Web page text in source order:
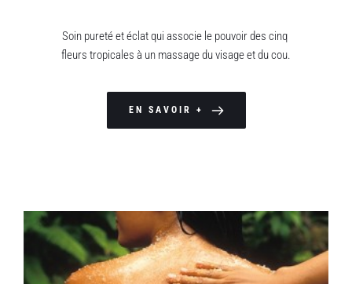
Soin pureté et éclat qui associe le pouvoir des cinq
fleurs tropicales à un massage du visage et du cou.
EN SAVOIR +